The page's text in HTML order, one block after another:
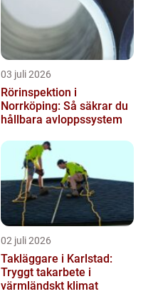
03 juli 2026
Rörinspektion i
Norrköping: Så säkrar du
hållbara avloppssystem
02 juli 2026
Takläggare i Karlstad:
Tryggt takarbete i
värmländskt klimat